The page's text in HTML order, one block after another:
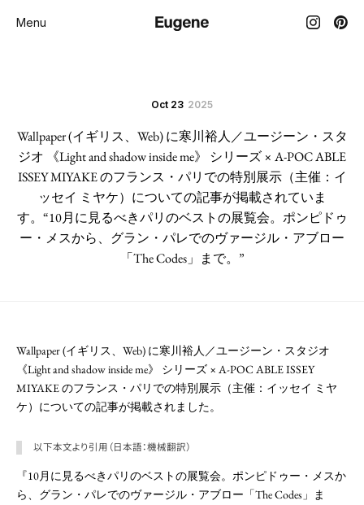
Menu
Oct 23 2025
Wallpaper (イギリス、Web) に寒川裕人／ユージーン・スタ
ジオ 《Light and shadow inside me》 シリーズ × A-POC ABLE
ISSEY MIYAKE のフランス・パリでの特別展示（主催：イ
ッセイ ミヤケ）についての記事が掲載されていま
す。“10月に見るべきパリのベストの展覧会。ポンピドゥ
ー・メスから、グラン・パレでのヴァージル・アブロー
「The Codes」まで。”
Wallpaper (イギリス、Web) に寒川裕人／ユージーン・スタジオ
《Light and shadow inside me》 シリーズ × A-POC ABLE ISSEY
MIYAKE のフランス・パリでの特別展示（主催：イッセイ ミヤ
ケ）についての記事が掲載されました。
以下本文より引用（日本語：機械翻訳）
『10月に見るべきパリのベストの展覧会。ポンピドゥー・メスか
ら、グラン・パレでのヴァージル・アブロー「The Codes」ま